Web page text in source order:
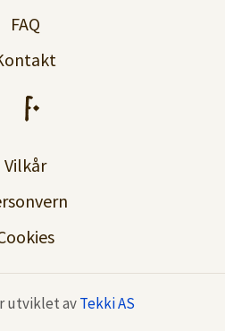
FAQ
Vilkår
utviklet avTekki AS